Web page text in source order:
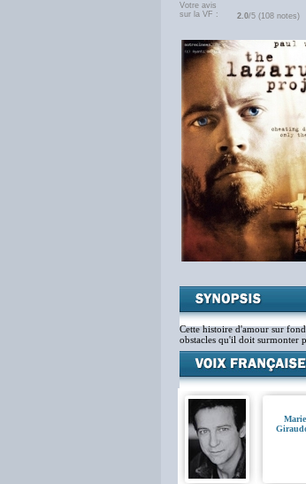
Votre avis
sur la VF :
2.0/5 (108 notes)
Cette histoire d'amour sur
obstacles qu'il doit surmonter
Marie